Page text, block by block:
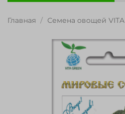
Главная Семена овощей VITA